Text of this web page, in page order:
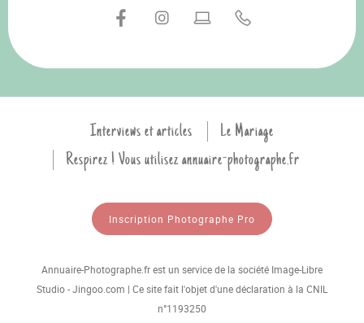
Interviews et articles
Le Mariage
Respirez ! Vous utilisez annuaire-photographe.fr
Inscription Photographe Pro
Annuaire-Photographe.fr est un service de la société Image-Libre
Studio - Jingoo.com | Ce site fait l'objet d'une déclaration à la CNIL
n°1193250